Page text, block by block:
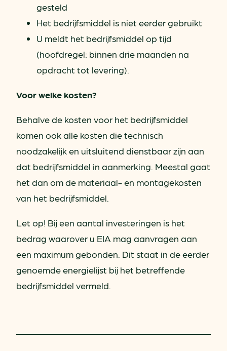
gesteld
Het bedrijfsmiddel is niet eerder gebruikt
U meldt het bedrijfsmiddel op tijd
(hoofdregel: binnen drie maanden na
opdracht tot levering).
Voor welke kosten?
Behalve de kosten voor het bedrijfsmiddel
komen ook alle kosten die technisch
noodzakelijk en uitsluitend dienstbaar zijn aan
dat bedrijfsmiddel in aanmerking. Meestal gaat
het dan om de materiaal- en montagekosten
van het bedrijfsmiddel.
Let op! Bij een aantal investeringen is het
bedrag waarover u EIA mag aanvragen aan
een maximum gebonden. Dit staat in de eerder
genoemde energielijst bij het betreffende
bedrijfsmiddel vermeld.